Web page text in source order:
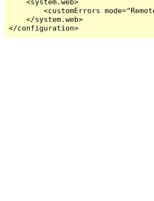
    <system.web>
<customErrors
    </system.web>
</configuration>